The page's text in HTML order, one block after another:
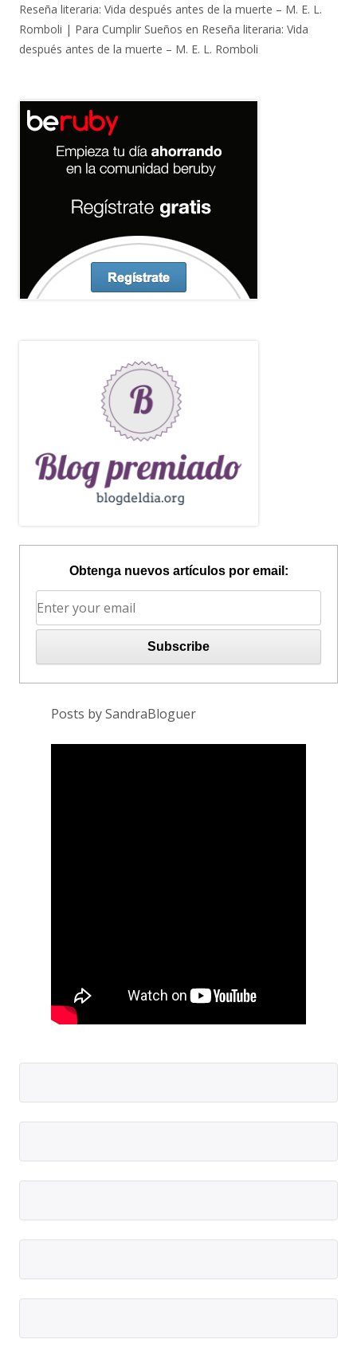
Reseña literaria: Vida después antes de la muerte – M. E. L.
Romboli | Para Cumplir Sueños en Reseña literaria: Vida
después antes de la muerte – M. E. L. Romboli
Obtenga nuevos artículos por email:
Posts by SandraBloguer